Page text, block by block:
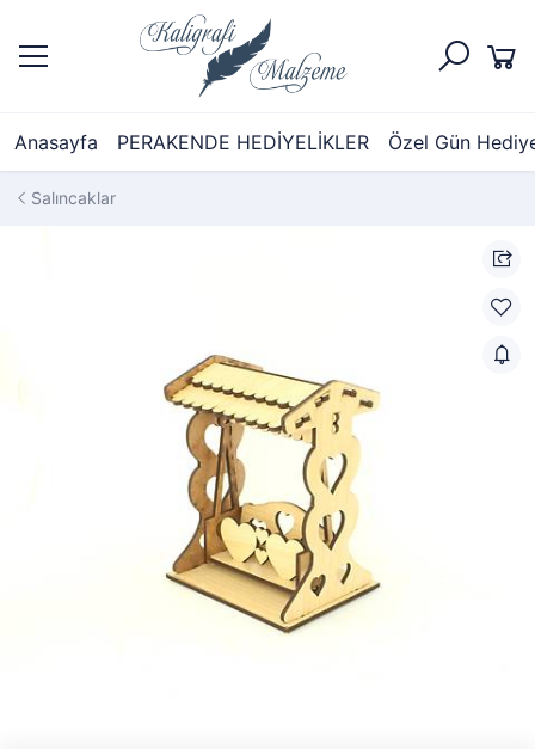
Anasayfa PERAKENDE HEDİYELİKLER Özel Gün
Salıncaklar